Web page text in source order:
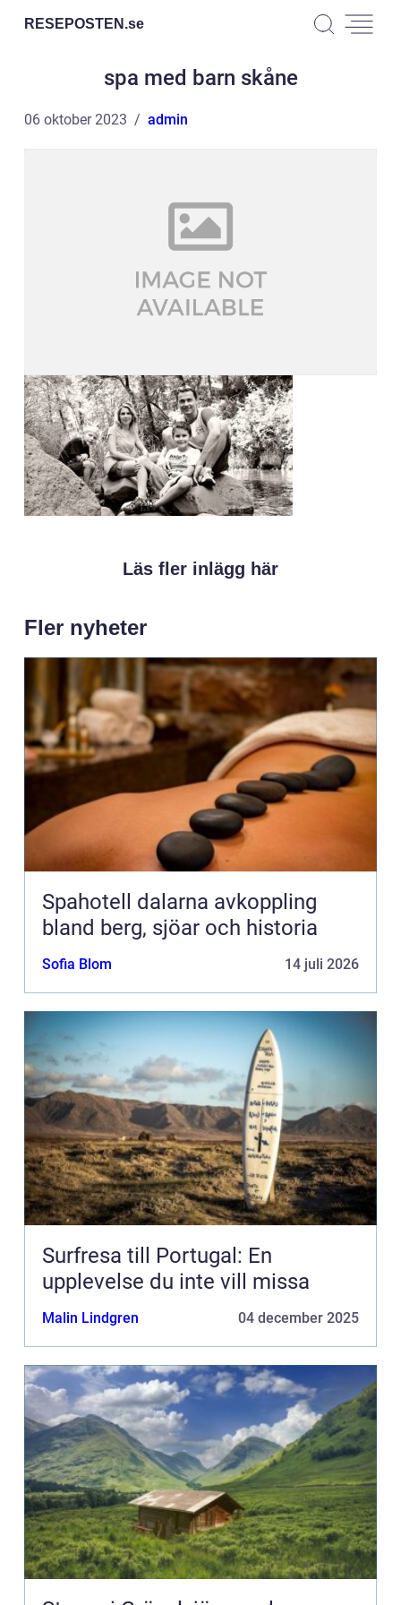
RESEPOSTEN.se
spa med barn skåne
06 oktober 2023 admin
Läs fler inlägg här
Fler nyheter
Spahotell dalarna avkoppling
bland berg, sjöar och historia
Sofia Blom 14 juli 2026
Surfresa till Portugal: En
upplevelse du inte vill missa
Malin Lindgren 04 december 2025